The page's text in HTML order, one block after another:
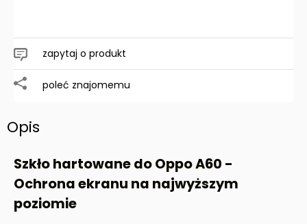
zapytaj o produkt
poleć znajomemu
Opis
Szkło hartowane do Oppo A60 -
Ochrona ekranu na najwyższym
poziomie